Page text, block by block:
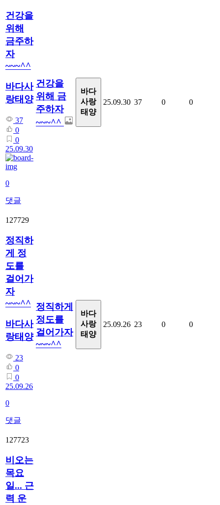
건강을
위해
금주하
자
~~~^^
바다사
랑태양
37
0
0
25.09.30
0
댓글
건강을
위해 금
주하자
~~~^^
바다
사랑
태양
25.09.30 37 0 0
127729
정직하
게 정
도를
걸어가
자
~~~^^
바다사
랑태양
23
0
0
25.09.26
0
댓글
정직하게
정도를
걸어가자
~~~^^
바다
사랑
태양
25.09.26 23 0 0
127723
비오는
목요
일... 근
력 운